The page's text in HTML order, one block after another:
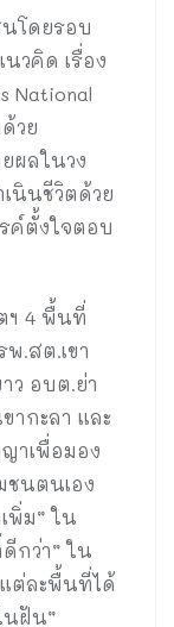
โดยรอบ
วคิด เรื่อง
National
วย
ผลในวง
นินชีวิตด้วย
ค์ตั้งใจตอบ
ฯ 4 พื้นที่
.สต.เขา
ว อบต.ย่า
ากะลา และ
าเพื่อมอง
ชนตนเอง
พิ่ม” ใน
กว่า” ใน
ต่ละพื้นที่ได้
นฝัน”